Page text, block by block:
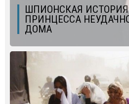
ШПИОНСКАЯ
ПРИНЦЕССА
ДОМА